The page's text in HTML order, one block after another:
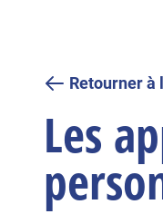
Retourner à
Les